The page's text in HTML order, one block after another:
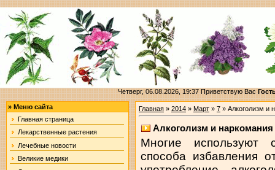
Четверг, 06.08.2026, 19:37Приветствую Вас
» Меню сайта
Главная страница
Лекарственные растения
Лечебные новости
Великие медики
Главная» 2014 » Март » 7» Алкоголизм и
Алкоголизм и наркомания
Многие используют
способа избавления